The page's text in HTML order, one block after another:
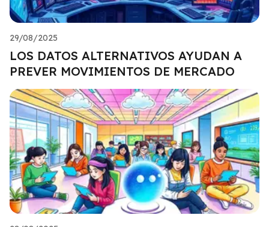
29/08/2025
LOS DATOS ALTERNATIVOS AYUDAN A
PREVER MOVIMIENTOS DE MERCADO